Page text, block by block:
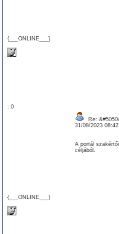
{___ONLINE___}
: 0
{___ONLINE___}
Re:
31/08/2023
A portál
céljából.